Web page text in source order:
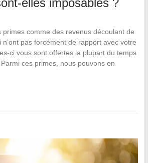
elles imposables ?
primes comme des revenus découlant de
pas forcément de rapport avec votre
ci vous sont offertes la plupart du temps
ces primes, nous pouvons en